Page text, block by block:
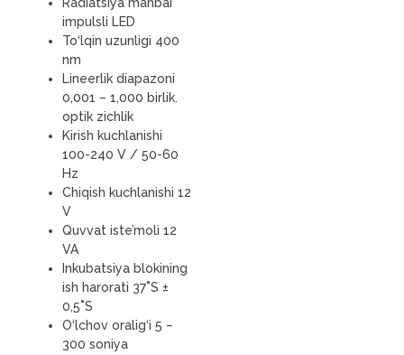
Radiatsiya manbai
impulsli LED
To‘lqin uzunligi 400
nm
Lineerlik diapazoni
0,001 – 1,000 birlik.
optik zichlik
Kirish kuchlanishi
100-240 V / 50-60
Hz
Chiqish kuchlanishi 12
V
Quvvat iste’moli 12
VA
Inkubatsiya blokining
ish harorati 37˚S ±
0,5˚S
O‘lchov oralig‘i 5 –
300 soniya